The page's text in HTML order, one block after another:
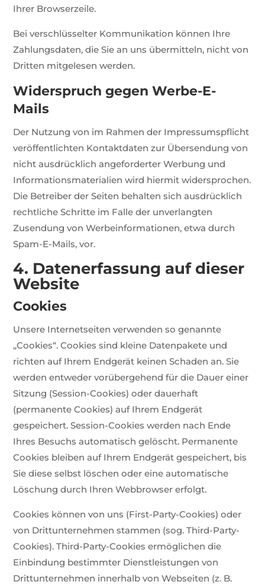
Ihrer Browserzeile.
Bei verschlüsselter Kommunikation können Ihre
Zahlungsdaten, die Sie an uns übermitteln, nicht von
Dritten mitgelesen werden.
Widerspruch gegen Werbe-E-
Mails
Der Nutzung von im Rahmen der Impressumspflicht
veröffentlichten Kontaktdaten zur Übersendung von
nicht ausdrücklich angeforderter Werbung und
Informationsmaterialien wird hiermit widersprochen.
Die Betreiber der Seiten behalten sich ausdrücklich
rechtliche Schritte im Falle der unverlangten
Zusendung von Werbeinformationen, etwa durch
Spam-E-Mails, vor.
4. Datenerfassung auf dieser
Website
Cookies
Unsere Internetseiten verwenden so genannte
„Cookies“. Cookies sind kleine Datenpakete und
richten auf Ihrem Endgerät keinen Schaden an. Sie
werden entweder vorübergehend für die Dauer einer
Sitzung (Session-Cookies) oder dauerhaft
(permanente Cookies) auf Ihrem Endgerät
gespeichert. Session-Cookies werden nach Ende
Ihres Besuchs automatisch gelöscht. Permanente
Cookies bleiben auf Ihrem Endgerät gespeichert, bis
Sie diese selbst löschen oder eine automatische
Löschung durch Ihren Webbrowser erfolgt.
Cookies können von uns (First-Party-Cookies) oder
von Drittunternehmen stammen (sog. Third-Party-
Cookies). Third-Party-Cookies ermöglichen die
Einbindung bestimmter Dienstleistungen von
Drittunternehmen innerhalb von Webseiten (z. B.